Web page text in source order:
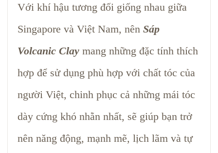
Với khí hậu tương đối giống nhau giữa
Singapore và Việt Nam, nên Sáp
Volcanic Clay mang những đặc tính thích
hợp để sử dụng phù hợp với chất tóc của
người Việt, chinh phục cả những mái tóc
dày cứng khó nhằn nhất, sẽ giúp bạn trở
nên năng động, mạnh mẽ, lịch lãm và tự